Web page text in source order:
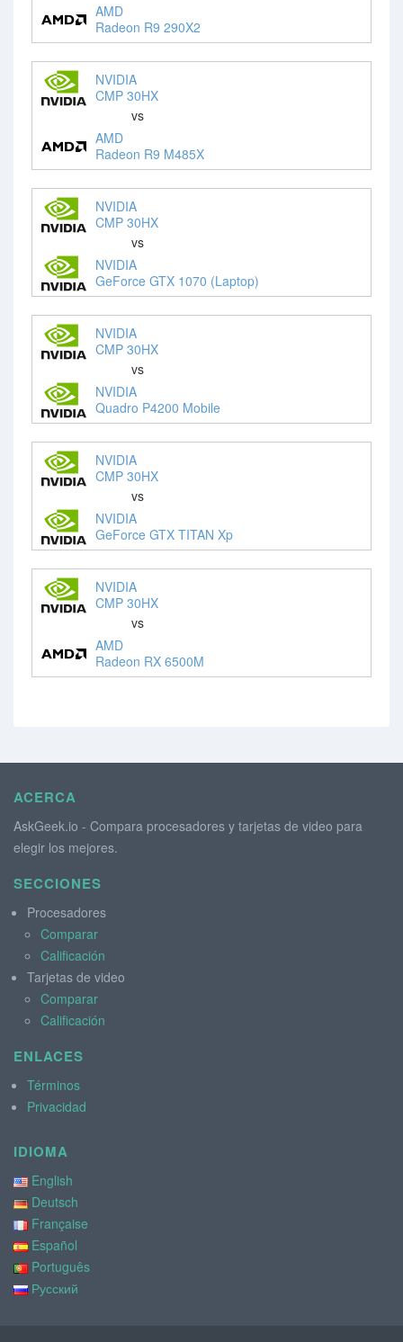
AMD
Radeon R9 290X2
NVIDIA
CMP 30HX
vs
AMD
Radeon R9 M485X
NVIDIA
CMP 30HX
vs
NVIDIA
GeForce GTX 1070 (Laptop)
NVIDIA
CMP 30HX
vs
NVIDIA
Quadro P4200 Mobile
NVIDIA
CMP 30HX
vs
NVIDIA
GeForce GTX TITAN Xp
NVIDIA
CMP 30HX
vs
AMD
Radeon RX 6500M
ACERCA
AskGeek.io - Compara procesadores y tarjetas de video para
elegir los mejores.
SECCIONES
Procesadores
Comparar
Calificación
Tarjetas de video
Comparar
Calificación
ENLACES
Términos
Privacidad
IDIOMA
English
Deutsch
Française
Español
Português
Русский